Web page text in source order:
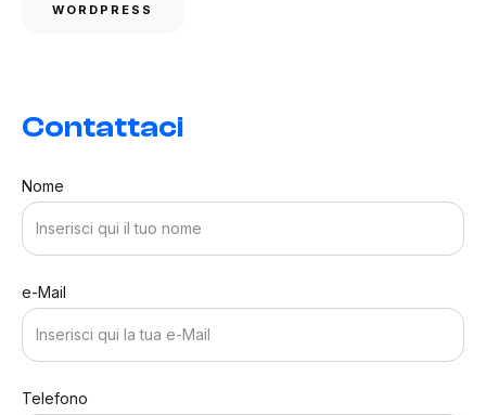
WORDPRESS
Contattaci
Nome
e-Mail
Telefono